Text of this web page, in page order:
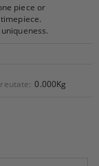
piece or
0.000Kg